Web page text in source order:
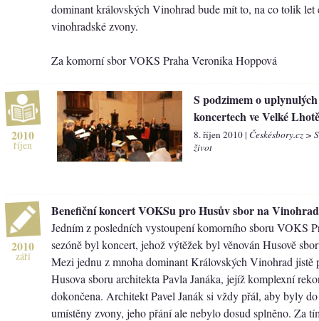
dominant královských Vinohrad bude mít to, na co tolik let
vinohradské zvony.
Za komorní sbor VOKS Praha Veronika Hoppová
2010
říjen
S podzimem o uplynulých
koncertech ve Velké Lhotě
8. říjen 2010 | Českésbory.cz >
život
2010
září
Benefiční koncert VOKSu pro Husův sbor na
Jedním z posledních vystoupení komorního sboru VOKS
sezóně byl koncert, jehož výtěžek byl věnován Husově
Mezi jednu z mnoha dominant Královských Vinohrad jistě
Husova sboru architekta Pavla Janáka, jejíž komplexní
dokončena. Architekt Pavel Janák si vždy přál, aby byly
umístěny zvony, jeho přání ale nebylo dosud splněno. Za